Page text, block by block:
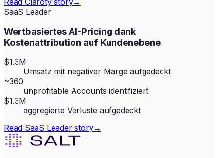
SaaS Leader
Wertbasiertes AI-Pricing dank
Kostenattribution auf Kundenebene
$1.3M
Umsatz mit negativer Marge aufgedeckt
~360
unprofitable Accounts identifiziert
$1.3M
aggregierte Verluste aufgedeckt
Read SaaS Leader story→